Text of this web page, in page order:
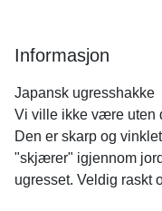
Informasjon
Japansk ugresshakke
Vi ville ikke være uten
Den er skarp og
"skjærer" igjennom
ugresset. Veldig raskt